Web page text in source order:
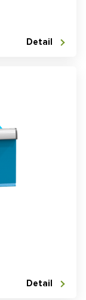
Detail
Detail